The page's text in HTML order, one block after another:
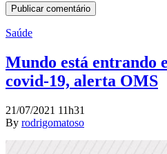
Saúde
Mundo está entrando
covid-19, alerta OMS
21/07/2021 11h31
By rodrigomatoso